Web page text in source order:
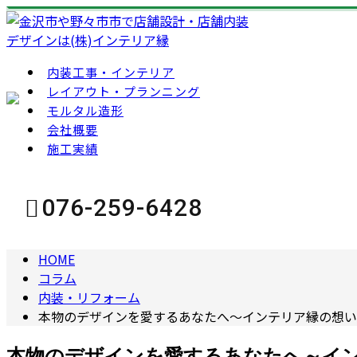
内装工事・インテリア
レイアウト・プランニング
モルタル造形
会社概要
施工実績
076-259-6428
コラム
column
HOME
コラム
内装・リフォーム
本物のデザインを愛するあなたへ～インテリア縁の想